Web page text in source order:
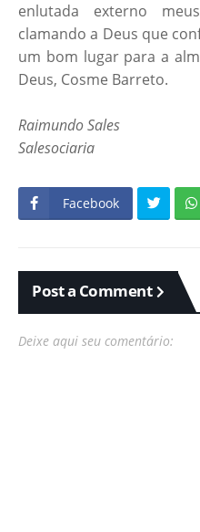
enlutada externo
clamando a Deus que
um bom lugar para a
Deus, Cosme Barreto.
Raimundo Sales
Salesociaria
Facebook
Post a Comment
Deixe aqui seu comentário: